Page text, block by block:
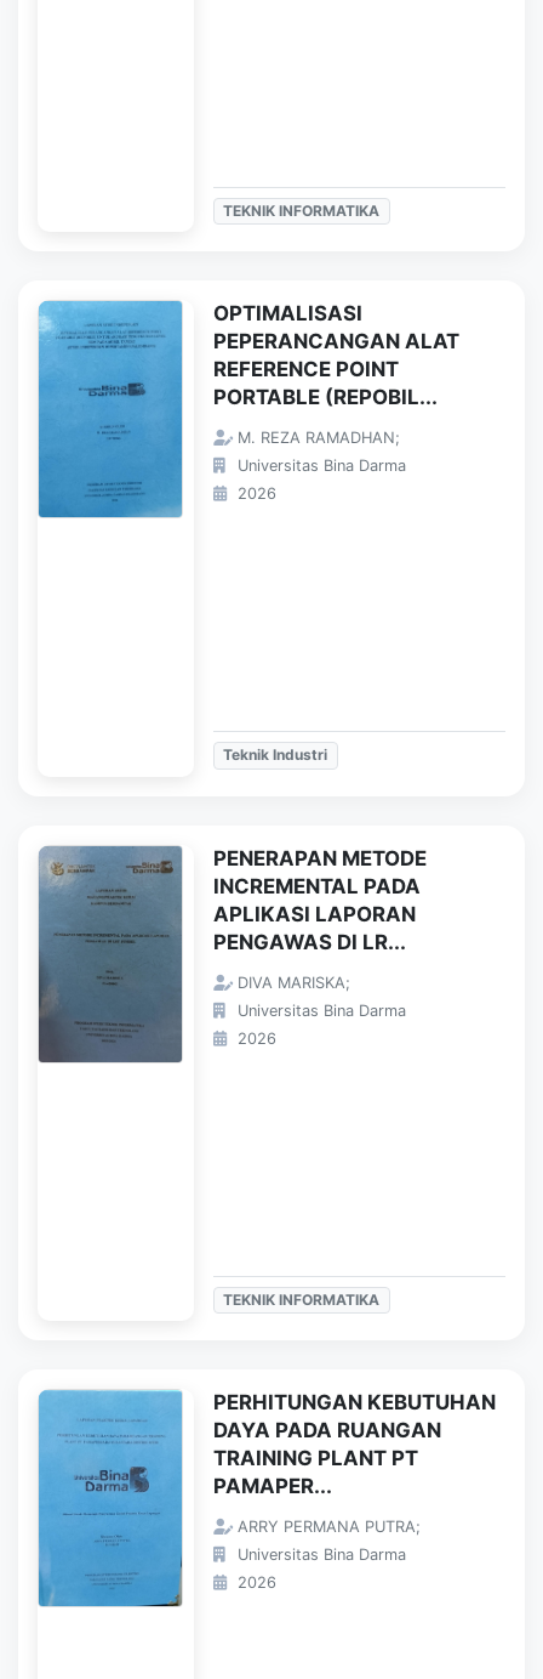
TEKNIK INFORMATIKA
OPTIMALISASI
PEPERANCANGAN ALAT
REFERENCE POINT
PORTABLE (REPOBIL...
M. REZA RAMADHAN;
Universitas Bina Darma
2026
Teknik Industri
PENERAPAN METODE
INCREMENTAL PADA
APLIKASI LAPORAN
PENGAWAS DI LR...
DIVA MARISKA;
Universitas Bina Darma
2026
TEKNIK INFORMATIKA
PERHITUNGAN KEBUTUHAN
DAYA PADA RUANGAN
TRAINING PLANT PT
PAMAPER...
ARRY PERMANA PUTRA;
Universitas Bina Darma
2026